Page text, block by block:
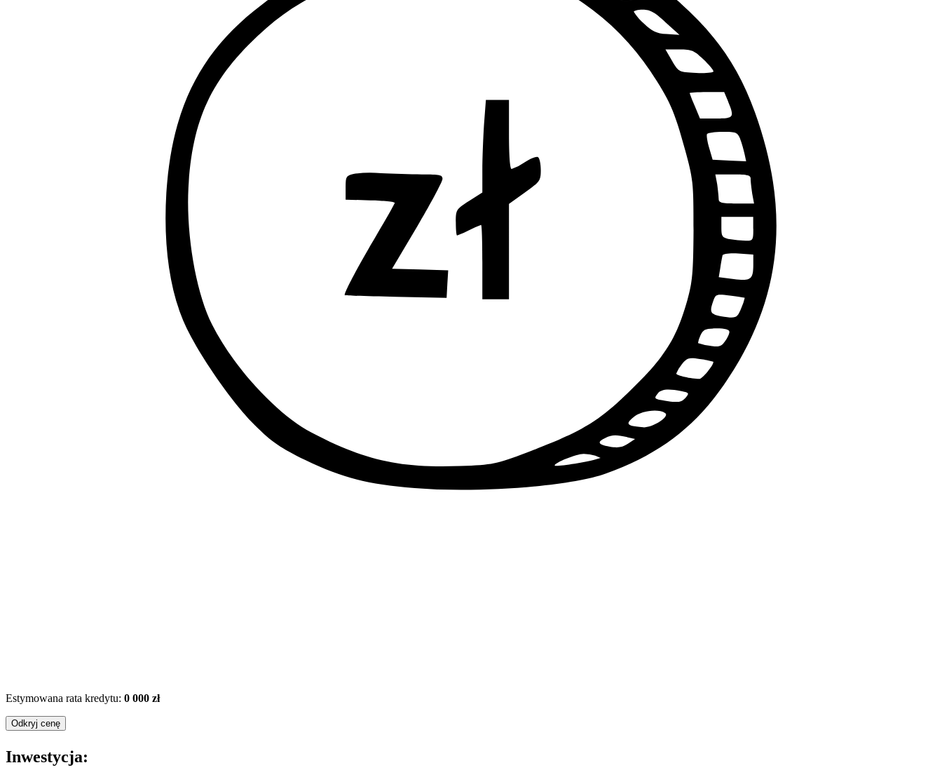
Estymowana rata kredytu: 0 000 zł
Odkryj cenę
Inwestycja: